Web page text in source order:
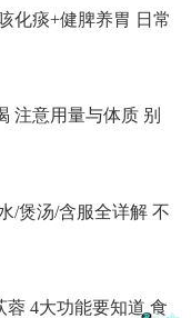
化痰+健脾养胃 日常
注意用量与体质 别
/煲汤/含服全详解 不
蓉 4大功能要知道 食